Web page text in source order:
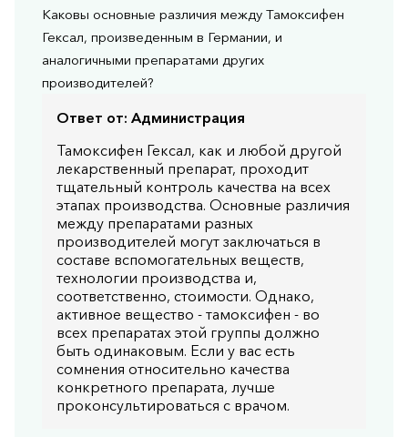
Каковы основные различия между Тамоксифен
Гексал, произведенным в Германии, и
аналогичными препаратами других
производителей?
Ответ от: Администрация
Тамоксифен Гексал, как и любой другой
лекарственный препарат, проходит
тщательный контроль качества на всех
этапах производства. Основные различия
между препаратами разных
производителей могут заключаться в
составе вспомогательных веществ,
технологии производства и,
соответственно, стоимости. Однако,
активное вещество - тамоксифен - во
всех препаратах этой группы должно
быть одинаковым. Если у вас есть
сомнения относительно качества
конкретного препарата, лучше
проконсультироваться с врачом.